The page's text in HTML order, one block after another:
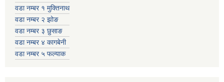
वडा नम्बर १ मुक्तिनाथ
वडा नम्बर २ झोङ
वडा नम्बर ३ छुसाङ
वडा नम्बर ४ कागबेनी
वडा नम्बर ५ फल्याक